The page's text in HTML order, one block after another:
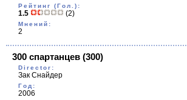
Рейтинг (Гол.):
1.5 (2)
Мнений:
2
300 спартанцев (300)
Director:
Зак Снайдер
Год:
2006